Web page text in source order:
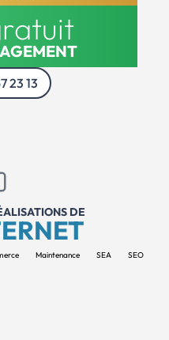
23 13
DE
Maintenance SEA SEO